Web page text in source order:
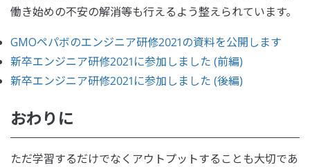
働き始めの不安の解消等も行えるよう整えられています。
GMOペパボのエンジニア研修2021の資料を公開します
新卒エンジニア研修2021に参加しました (前編)
新卒エンジニア研修2021に参加しました (後編)
おわりに
ただ学習するだけでなくアウトプットすることも大切であ